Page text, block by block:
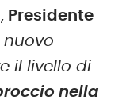
, Presidente
nuovo
il livello di
nella